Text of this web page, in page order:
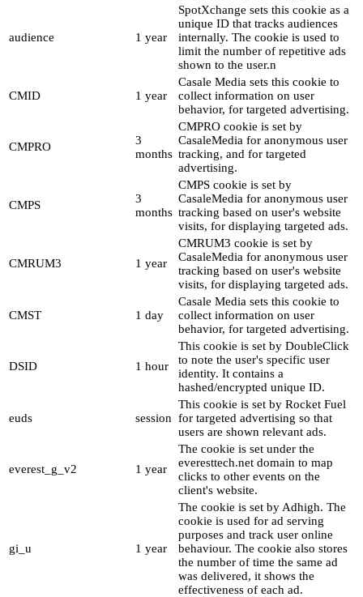
audience 1 year
SpotXchange sets this cookie as a
unique ID that tracks audiences
internally. The cookie is used to
limit the number of repetitive ads
shown to the user.n
CMID 1 year
Casale Media sets this cookie to
collect information on user
behavior, for targeted advertising.
CMPRO
3
months
CMPRO cookie is set by
CasaleMedia for anonymous user
tracking, and for targeted
advertising.
CMPS
3
months
CMPS cookie is set by
CasaleMedia for anonymous user
tracking based on user's website
visits, for displaying targeted ads.
CMRUM3 1 year
CMRUM3 cookie is set by
CasaleMedia for anonymous user
tracking based on user's website
visits, for displaying targeted ads.
CMST 1 day
Casale Media sets this cookie to
collect information on user
behavior, for targeted advertising.
DSID 1 hour
This cookie is set by DoubleClick
to note the user's specific user
identity. It contains a
hashed/encrypted unique ID.
euds session
This cookie is set by Rocket Fuel
for targeted advertising so that
users are shown relevant ads.
everest_g_v2 1 year
The cookie is set under the
everesttech.net domain to map
clicks to other events on the
client's website.
gi_u 1 year
The cookie is set by Adhigh. The
cookie is used for ad serving
purposes and track user online
behaviour. The cookie also stores
the number of time the same ad
was delivered, it shows the
effectiveness of each ad.